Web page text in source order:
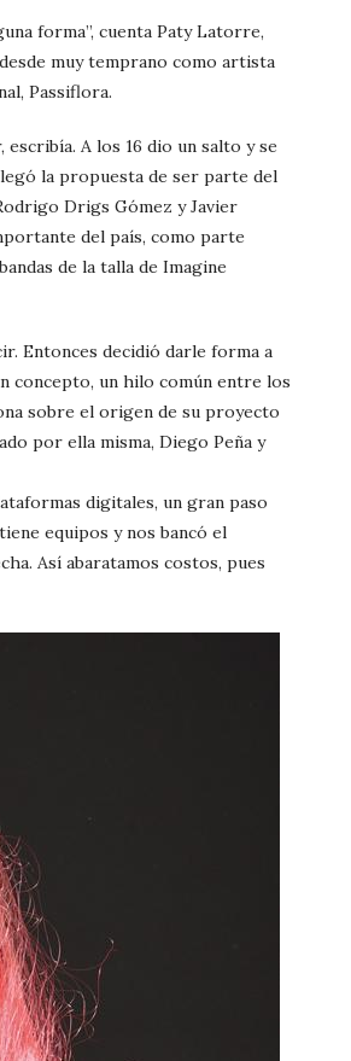
forma”, cuenta Paty Latorre,
muy temprano como artista
Passiflora.
A los 16 dio un salto y se
la propuesta de ser parte del
Drigs Gómez y Javier
del país, como parte
de la talla de Imagine
Entonces decidió darle forma a
concepto, un hilo común entre los
sobre el origen de su proyecto
por ella misma, Diego Peña y
digitales, un gran paso
equipos y nos bancó el
Así abaratamos costos, pues